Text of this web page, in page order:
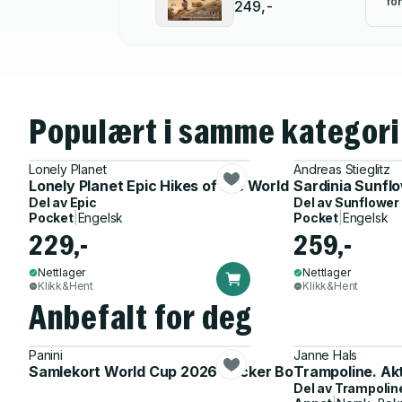
249,-
Populært i samme kategori
Lonely Planet
Lonely Planet Epic Hikes of the World
Del av Epic
Pocket| Engelsk
229,-
Nettlager
Klikk&Hent
Andreas Stieglitz
Sardinia
Del avSunflower
Pocket| Engelsk
259,-
Nettlager
Klikk&Hent
Anbefalt for deg
Panini
Samlekort World Cup 2026 Sticker Booster
Janne Hals
Trampoline.
Del av